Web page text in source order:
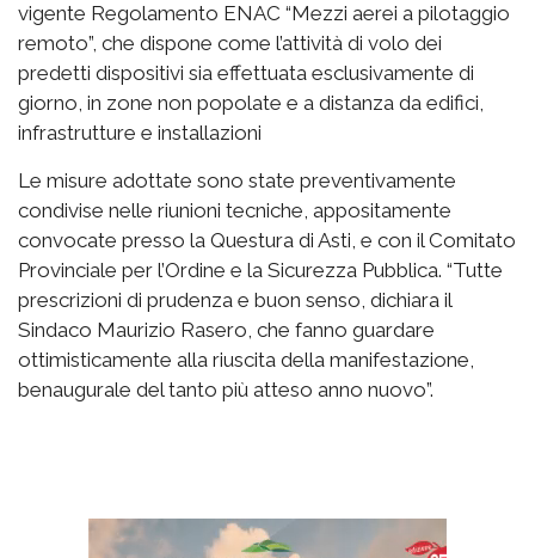
vigente Regolamento ENAC “Mezzi aerei a pilotaggio
remoto”, che dispone come l’attività di volo dei
predetti dispositivi sia effettuata esclusivamente di
giorno, in zone non popolate e a distanza da edifici,
infrastrutture e installazioni
Le misure adottate sono state preventivamente
condivise nelle riunioni tecniche, appositamente
convocate presso la Questura di Asti, e con il Comitato
Provinciale per l’Ordine e la Sicurezza Pubblica. “Tutte
prescrizioni di prudenza e buon senso, dichiara il
Sindaco Maurizio Rasero, che fanno guardare
ottimisticamente alla riuscita della manifestazione,
benaugurale del tanto più atteso anno nuovo”.